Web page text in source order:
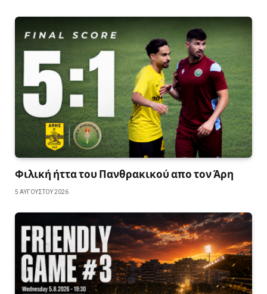
Φιλική ήττα του Πανθρακικού απο τον Άρη
5 ΑΥΓΟΎΣΤΟΥ 2026